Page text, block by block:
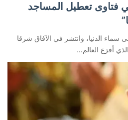
في فتاوى تعطيل المساجد
الدنيا، وانتشر في الآفاق شرقا
أفزع العالم…